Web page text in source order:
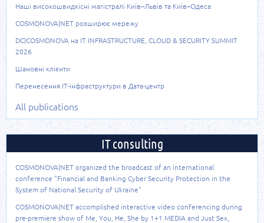
Наші високошвидкісні магістралі Київ–Львів та Київ–Одеса
COSMONOVA|NET розширює мережу
DC|COSMONOVA на IT INFRASTRUCTURE, CLOUD & SECURITY SUMMIT
2026
Шановні клієнти
Перенесення ІТ-інфраструктури в Дата-центр
All publications
IT consulting
COSMONOVA|NET organized the broadcast of an international
conference "Financial and Banking Cyber Security Protection in the
System of National Security of Ukraine"
COSMONOVA|NET accomplished interactive video conferencing during
pre-premiere show of Me, You, He, She by 1+1 MEDIA and Just Sex,